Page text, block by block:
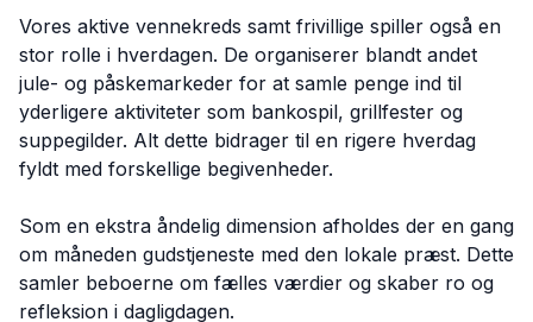
Vores aktive vennekreds samt frivillige spiller også en
stor rolle i hverdagen. De organiserer blandt andet
jule- og påskemarkeder for at samle penge ind til
yderligere aktiviteter som bankospil, grillfester og
suppegilder. Alt dette bidrager til en rigere hverdag
fyldt med forskellige begivenheder.
Som en ekstra åndelig dimension afholdes der en gang
om måneden gudstjeneste med den lokale præst. Dette
samler beboerne om fælles værdier og skaber ro og
refleksion i dagligdagen.